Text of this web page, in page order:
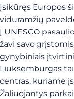
Įsikūręs Europos
viduramžių
Į UNESCO
žavi savo
gynybiniais
Liuksemburgas
centras, kuriame
Žaliuojantys